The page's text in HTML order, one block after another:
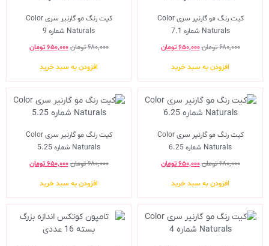
کیت رنگ مو گارنیر سری Color
Naturals شماره 7.1
۶۸۰,۰۰۰تومان۶۵۰,۰۰۰ تومان
افزودن به سبد خرید
کیت رنگ مو گارنیر سری Color
Naturals شماره 9
۶۸۰,۰۰۰تومان۶۵۰,۰۰۰ تومان
افزودن به سبد خرید
کیت رنگ مو گارنیر سری Color
Naturals شماره 6.25
۶۸۰,۰۰۰تومان۶۵۰,۰۰۰ تومان
افزودن به سبد خرید
کیت رنگ مو گارنیر سری Color
Naturals شماره 5.25
۶۸۰,۰۰۰تومان۶۵۰,۰۰۰ تومان
افزودن به سبد خرید